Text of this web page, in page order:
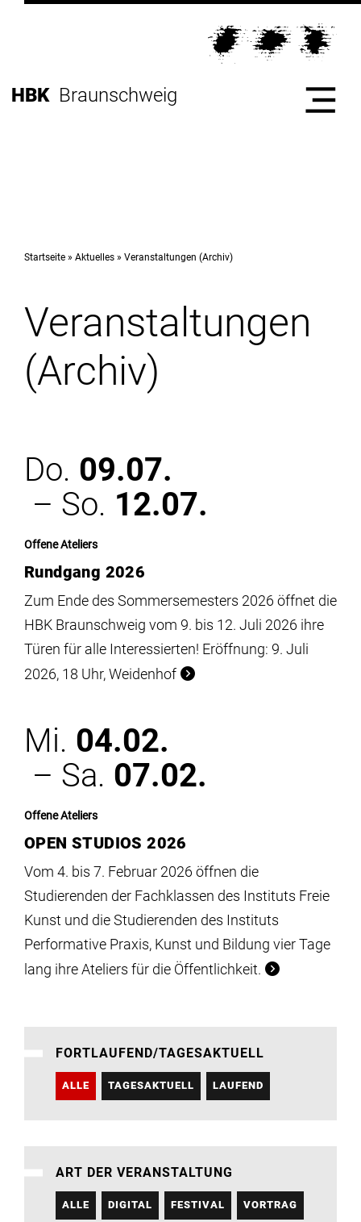
Inhalt
zur
Direkt
HBK Braunschweig
Hochschule
Studium
Institute
Infrastruktur
meinstudium
Startseite Aktuelles Veranstaltungen (Archiv)
Veranstaltungen
(Archiv)
Do. 09.07.
– So. 12.07.
Offene Ateliers
Rundgang 2026
Zum Ende des Sommersemesters 2026 öffnet die
HBK Braunschweig vom 9. bis 12. Juli 2026 ihre
Türen für alle Interessierten! Eröffnung: 9. Juli
2026, 18 Uhr, Weidenhof
Mi. 04.02.
– Sa. 07.02.
Offene Ateliers
OPEN STUDIOS 2026
Vom 4. bis 7. Februar 2026 öffnen die
Studierenden der Fachklassen des Instituts Freie
Kunst und die Studierenden des Instituts
Performative Praxis, Kunst und Bildung vier Tage
lang ihre Ateliers für die Öffentlichkeit.
FORTLAUFEND/TAGESAKTUELL
ALLE TAGESAKTUELL LAUFEND
ART DER VERANSTALTUNG
ALLE DIGITAL FESTIVAL VORTRAG